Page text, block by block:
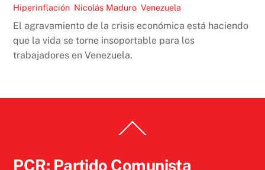
Hiperinflación Nicolás Maduro ,Venezuela
El agravamiento de la crisis económica está haciendo
que la vida se torne insoportable para los
trabajadores en Venezuela.
To
PCR: Partido Comunista